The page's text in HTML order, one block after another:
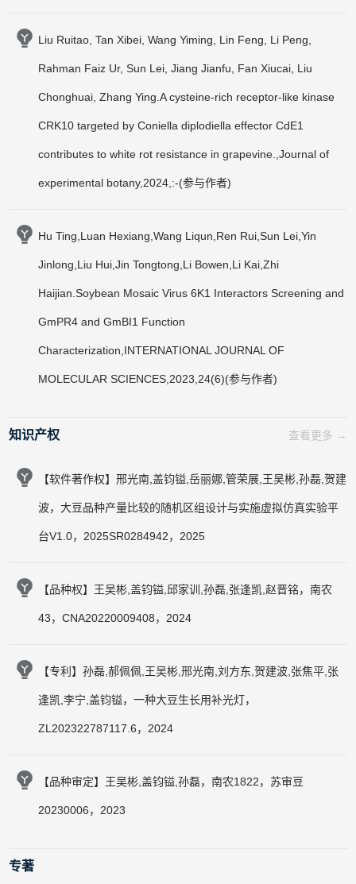
Liu Ruitao, Tan Xibei, Wang Yiming, Lin Feng, Li Peng,
Rahman Faiz Ur, Sun Lei, Jiang Jianfu, Fan Xiucai, Liu
Chonghuai, Zhang Ying.A cysteine-rich receptor-like kinase
CRK10 targeted by Coniella diplodiella effector CdE1
contributes to white rot resistance in grapevine.,Journal of
experimental botany,2024,:-(参与作者)
Hu Ting,Luan Hexiang,Wang Liqun,Ren Rui,Sun Lei,Yin
Jinlong,Liu Hui,Jin Tongtong,Li Bowen,Li Kai,Zhi
Haijian.Soybean Mosaic Virus 6K1 Interactors Screening and
GmPR4 and GmBI1 Function
Characterization,INTERNATIONAL JOURNAL OF
MOLECULAR SCIENCES,2023,24(6)(参与作者)
知识产权 查看更多 →
【软件著作权】邢光南,盖钧镒,岳丽娜,管荣展,王吴彬,孙磊,贺建
波，大豆品种产量比较的随机区组设计与实施虚拟仿真实验平
台V1.0，2025SR0284942，2025
【品种权】王吴彬,盖钧镒,邱家训,孙磊,张逢凯,赵晋铭，南农
43，CNA20220009408，2024
【专利】孙磊,郝佩佩,王吴彬,邢光南,刘方东,贺建波,张焦平,张
逢凯,李宁,盖钧镒，一种大豆生长用补光灯，
ZL202322787117.6，2024
【品种审定】王吴彬,盖钧镒,孙磊，南农1822，苏审豆
20230006，2023
专著